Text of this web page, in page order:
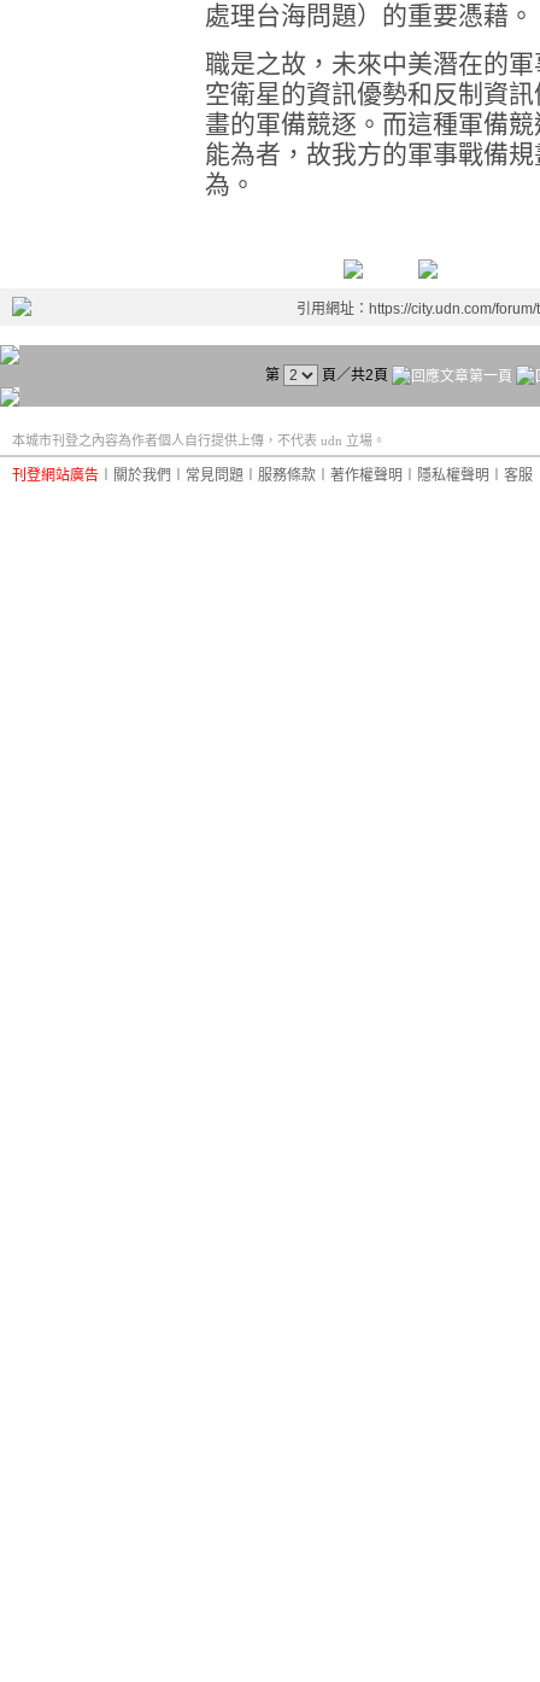
處理台海問題）的重要憑藉。
職是之故，未來中美潛在的
空衛星的資訊優勢和反制資
畫的軍備競逐。而這種軍備
能為者，故我方的軍事戰備
為。
引用網址：https://city.udn.com/
第 頁／共2頁
本城市刊登之內容為作者個人自行提供上傳，不代表 udn 立場。
刊登網站廣告 關於我們 常見問題 服務條款 著作權聲明 隱私權聲明 客服